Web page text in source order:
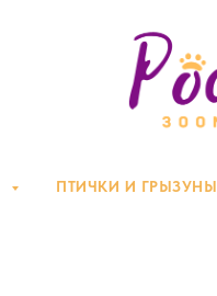
ПТИЧКИ И ГРЫЗУНЫ